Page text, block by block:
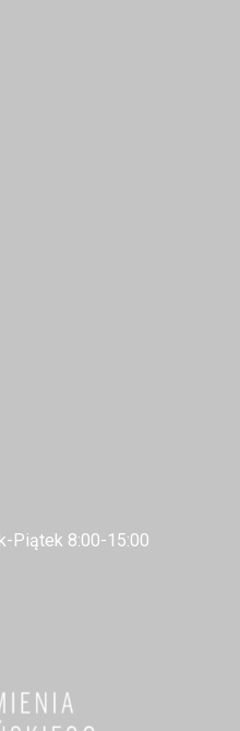
Piątek 8:00-15:00